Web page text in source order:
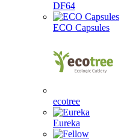
DF64
ECO Capsules
ecotree
Eureka